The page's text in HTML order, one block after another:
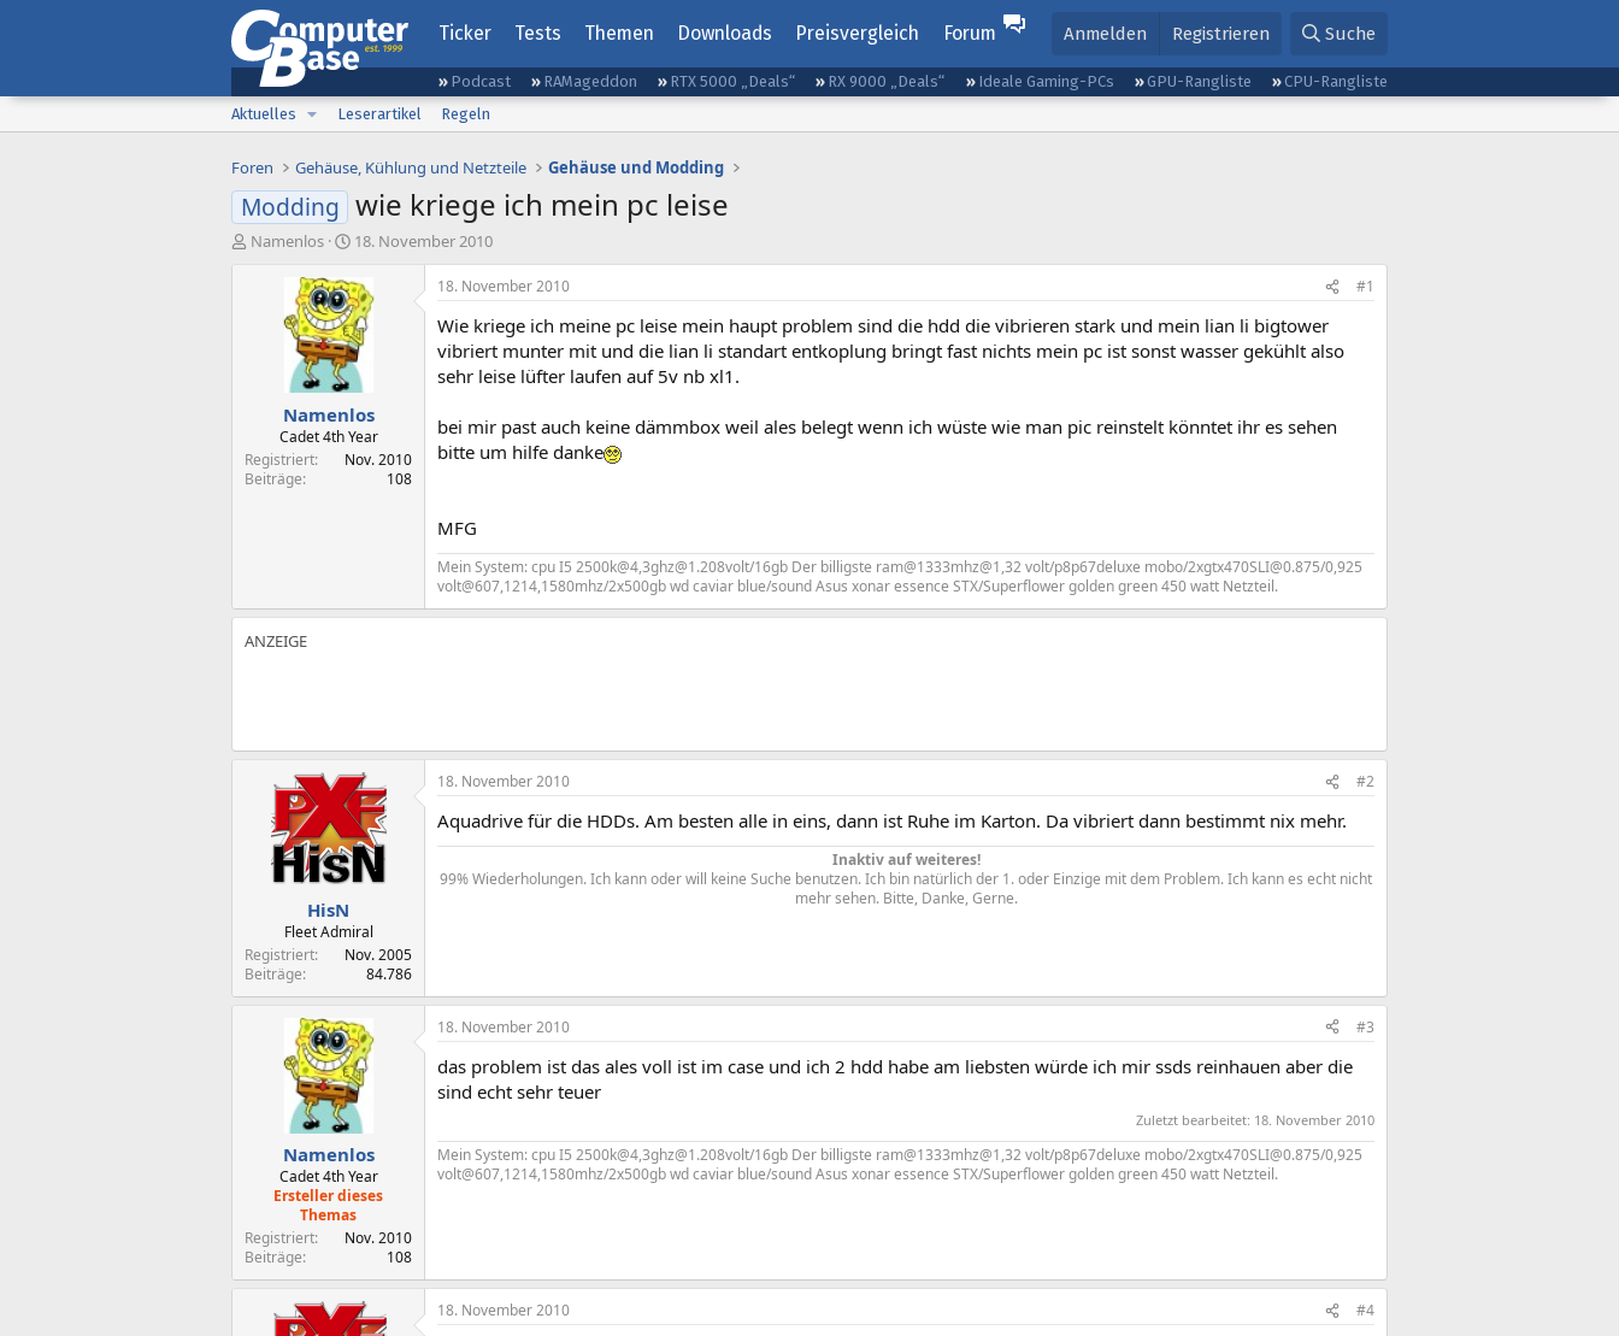
Ticker Tests Themen Downloads Preisvergleich Forum Anmelden Registrieren Suche
Podcast RAMageddon RTX 5000 „Deals“ RX 9000 „Deals“ Ideale Gaming-PCs GPU-Rangliste
CPU-Rangliste
Aktuelles
Leserartikel Regeln
Foren Gehäuse, Kühlung und Netzteile Gehäuse und Modding
Modding wie kriege ich mein pc leise
E
Namenlos
E
s
t
e
l
l
t
a
m
18. November 2010
Namenlos
Cadet 4th Year
Registriert
Nov. 2010
Beiträge
108
18. November 2010 #1
Wie kriege ich meine pc leise mein haupt problem sind die hdd die vibrieren stark und mein lian li bigtower
vibriert munter mit und die lian li standart entkoplung bringt fast nichts mein pc ist sonst wasser gekühlt also
sehr leise lüfter laufen auf 5v nb xl1.
bei mir past auch keine dämmbox weil ales belegt wenn ich wüste wie man pic reinstelt könntet ihr es sehen
bitte um hilfe danke
MFG
Mein System: cpu I5 2500k@4,3ghz@1.208volt/16gb Der billigste ram@1333mhz@1,32 volt/p8p67deluxe mobo/2xgtx470SLI@0.875/0,925
volt@607,1214,1580mhz/2x500gb wd caviar blue/sound Asus xonar essence STX/Superflower golden green 450 watt Netzteil.
HisN
Fleet Admiral
Registriert
Nov. 2005
Beiträge
84.786
18. November 2010 #2
Aquadrive für die HDDs. Am besten alle in eins, dann ist Ruhe im Karton. Da vibriert dann bestimmt nix mehr.
Inaktiv auf weiteres!
99% Wiederholungen. Ich kann oder will keine Suche benutzen. Ich bin natürlich der 1. oder Einzige mit dem Problem. Ich kann es echt nicht
mehr sehen. Bitte, Danke, Gerne.​
Namenlos
Cadet 4th Year
Ersteller dieses
Themas
Registriert
Nov. 2010
Beiträge
108
18. November 2010 #3
das problem ist das ales voll ist im case und ich 2 hdd habe am liebsten würde ich mir ssds reinhauen aber die
sind echt sehr teuer
Zuletzt bearbeitet: 18. November 2010
Mein System: cpu I5 2500k@4,3ghz@1.208volt/16gb Der billigste ram@1333mhz@1,32 volt/p8p67deluxe mobo/2xgtx470SLI@0.875/0,925
volt@607,1214,1580mhz/2x500gb wd caviar blue/sound Asus xonar essence STX/Superflower golden green 450 watt Netzteil.
18. November 2010 #4